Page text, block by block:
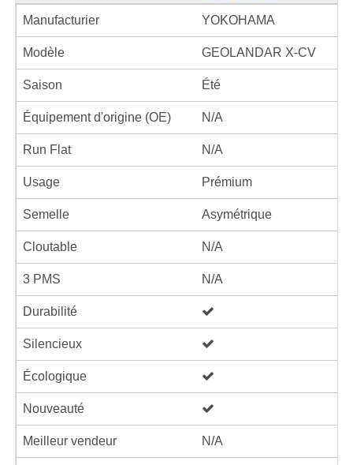
Manufacturier YOKOHAMA
Modèle GEOLANDAR X-CV
Saison Été
Équipement d'origine (OE) N/A
Run Flat N/A
Usage Prémium
Semelle Asymétrique
Cloutable N/A
3 PMS N/A
Durabilité
Silencieux
Écologique
Nouveauté
Meilleur vendeur N/A